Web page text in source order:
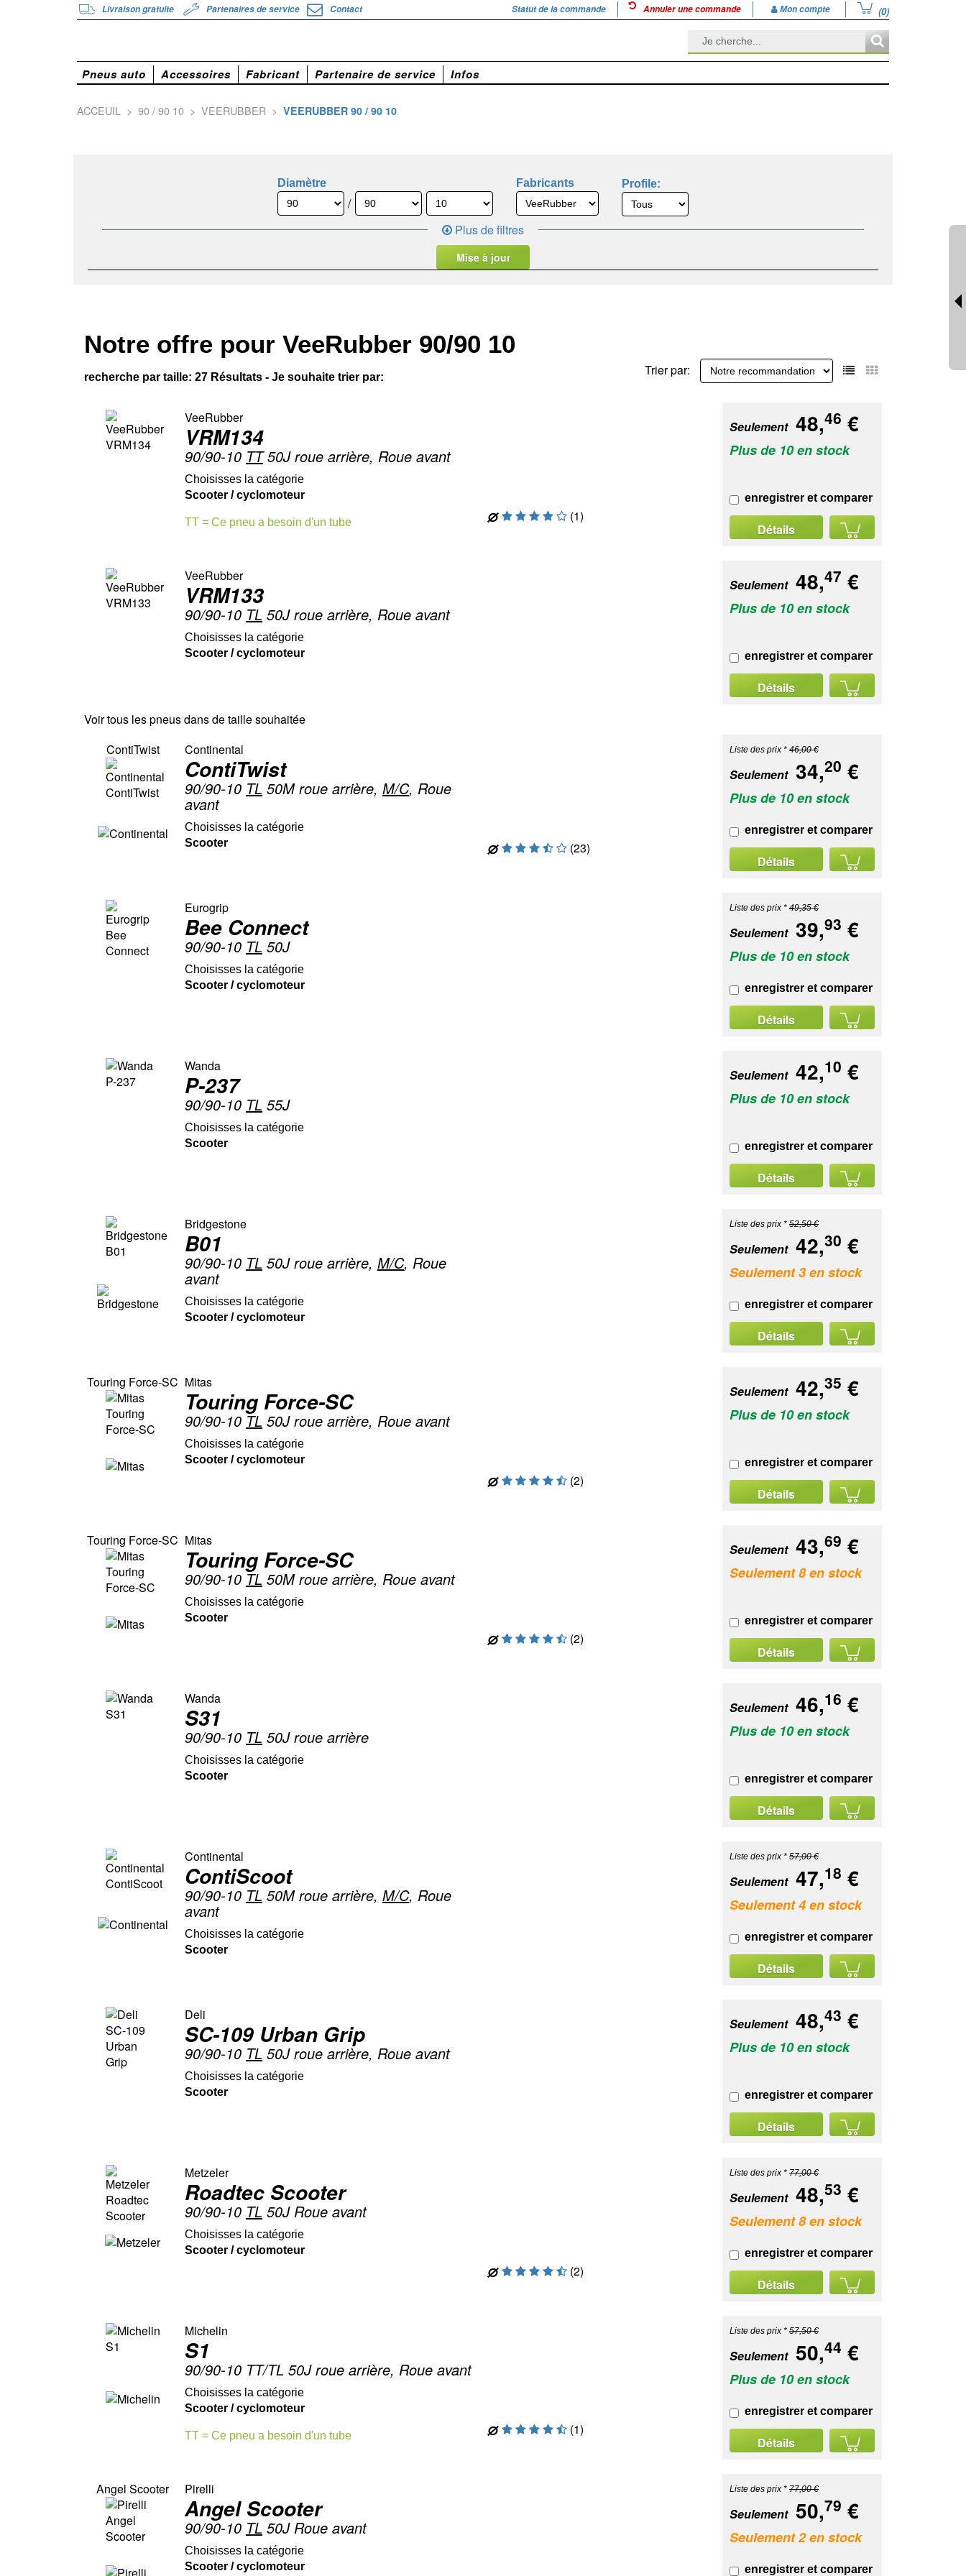
Livraison gratuite Partenaires de service Contact Statut de la commande Annuler une commande Mon compte (0)
Pneus auto Accessoires Fabricant Partenaire de service Infos
ACCEUIL > 90 / 90 10 > VEERUBBER > VEERUBBER 90 / 90 10
Diamètre
/
Fabricants Profile:
Plus de filtres
Mise à jour
Notre offre pour VeeRubber 90/90 10
recherche par taille: 27 Résultats - Je souhaite trier par: Trier par:
VeeRubber
VRM134
90/90-10 TT50J roue arrière, Roue avant
Choisisses la catégorie
Scooter / cyclomoteur
TT = Ce pneu a besoin d'un tube (1)
Seulement 48,46 €
Plus de 10 en stock
enregistrer et comparer
Détails
VeeRubber
VRM133
90/90-10 TL 50J roue arrière, Roue avant
Choisisses la catégorie
Scooter / cyclomoteur
Seulement 48,47 €
Plus de 10 en stock
enregistrer et comparer
Détails
Voir tous les pneus dans de taille souhaitée
ContiTwist
Continental
ContiTwist
90/90-10 TL 50M roue arrière, M/C, Roue
avant
Choisisses la catégorie
Scooter
(23)
Liste des prix * 46,00 €
Seulement 34,20 €
Plus de 10 en stock
enregistrer et comparer
Détails
Eurogrip
Bee Connect
90/90-10 TL 50J
Choisisses la catégorie
Scooter / cyclomoteur
Liste des prix * 49,35 €
Seulement 39,93 €
Plus de 10 en stock
enregistrer et comparer
Détails
Wanda
P-237
90/90-10 TL 55J
Choisisses la catégorie
Scooter
Seulement 42,10 €
Plus de 10 en stock
enregistrer et comparer
Détails
Bridgestone
B01
90/90-10 TL 50J roue arrière, M/C, Roue
avant
Choisisses la catégorie
Scooter / cyclomoteur
Liste des prix * 52,50 €
Seulement 42,30 €
Seulement 3 en stock
enregistrer et comparer
Détails
Touring Force-SC Mitas
Touring Force-SC
90/90-10 TL 50J roue arrière, Roue avant
Choisisses la catégorie
Scooter / cyclomoteur
(2)
Seulement 42,35 €
Plus de 10 en stock
enregistrer et comparer
Détails
Touring Force-SC Mitas
Touring Force-SC
90/90-10 TL 50M roue arrière, Roue avant
Choisisses la catégorie
Scooter
(2)
Seulement 43,69 €
Seulement 8 en stock
enregistrer et comparer
Détails
Wanda
S31
90/90-10 TL 50J roue arrière
Choisisses la catégorie
Scooter
Seulement 46,16 €
Plus de 10 en stock
enregistrer et comparer
Détails
Continental
ContiScoot
90/90-10 TL 50M roue arrière, M/C, Roue
avant
Choisisses la catégorie
Scooter
Liste des prix * 57,00 €
Seulement 47,18 €
Seulement 4 en stock
enregistrer et comparer
Détails
Deli
SC-109 Urban Grip
90/90-10 TL 50J roue arrière, Roue avant
Choisisses la catégorie
Scooter
Seulement 48,43 €
Plus de 10 en stock
enregistrer et comparer
Détails
Metzeler
Roadtec Scooter
90/90-10 TL 50J Roue avant
Choisisses la catégorie
Scooter / cyclomoteur
(2)
Liste des prix * 77,00 €
Seulement 48,53 €
Seulement 8 en stock
enregistrer et comparer
Détails
Michelin
S1
90/90-10 TT/TL 50J roue arrière, Roue avant
Choisisses la catégorie
Scooter / cyclomoteur
TT = Ce pneu a besoin d'un tube (1)
Liste des prix * 57,50 €
Seulement 50,44 €
Plus de 10 en stock
enregistrer et comparer
Détails
Angel Scooter Pirelli
Angel Scooter
90/90-10 TL 50J Roue avant
Choisisses la catégorie
Scooter / cyclomoteur
Liste des prix * 77,00 €
Seulement 50,79 €
Seulement 2 en stock
enregistrer et comparer